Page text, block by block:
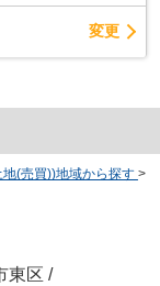
変更
地(売買))地域から探す >
東区 /